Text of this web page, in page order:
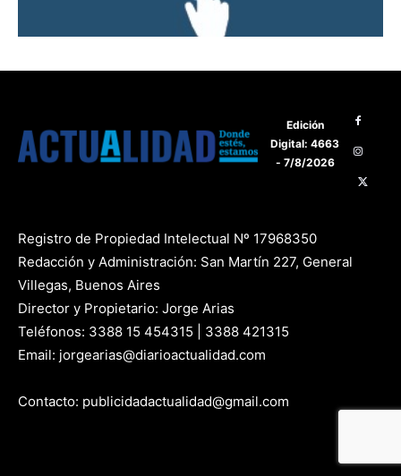
Edición
Digital: 4663
- 7/8/2026
Registro de Propiedad Intelectual Nº 17968350
Redacción y Administración: San Martín 227, General
Villegas, Buenos Aires
Director y Propietario: Jorge Arias
Teléfonos: 3388 15 454315 | 3388 421315
Email: jorgearias@diarioactualidad.com
Contacto: publicidadactualidad@gmail.com